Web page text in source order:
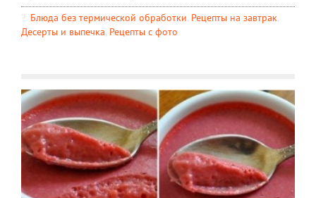
Блюда без термической обработки, Рецепты на завтрак,
Десерты и выпечка, Рецепты c фото